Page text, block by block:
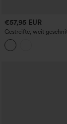
€57,95 EUR
Gestreifte, weit
Overalls im lässigen
mit Taschen